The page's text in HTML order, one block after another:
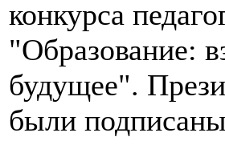
конкурса
"Образование:
будущее".
были